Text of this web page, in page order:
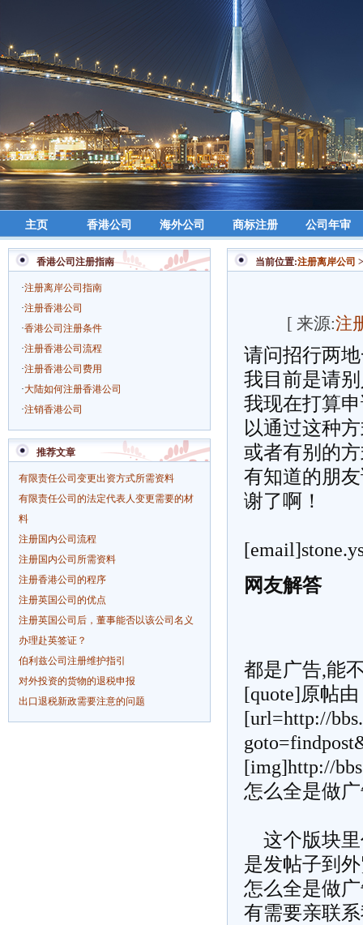
主页 香港公司 海外公司 商标注册 公司年审
香港公司注册指南
·注册离岸公司指南
·注册香港公司
·香港公司注册条件
·注册香港公司流程
·注册香港公司费用
·大陆如何注册香港公司
·注销香港公司
推荐文章
有限责任公司变更出资方式所需资料
有限责任公司的法定代表人变更需要的材
料
注册国内公司流程
注册国内公司所需资料
注册香港公司的程序
注册英国公司的优点
注册英国公司后，董事能否以该公司名义
办理赴英签证？
伯利兹公司注册维护指引
对外投资的货物的退税申报
出口退税新政需要注意的问题
当前位置:注册离岸公司
[ 来源:注
请问招行两
我目前是请
我现在打算
以通过这种
或者有别的
有知道的朋
谢了啊！
[email]
网友解答
都是广告,能
[quote]原帖
[url=http://
[img]http://
怎么全是做
这个版块里
是发帖子到
怎么全是做
有需要亲联